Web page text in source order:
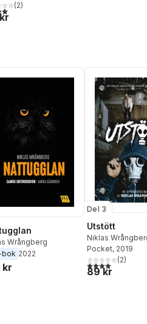
5 stjärnor. Totalt antal röster:
(2)
Wrångberg
bok 2022
kr
Del 3
Utstött
Niklas
Pocket, 2019
4,0utav 5(2)
89 kr